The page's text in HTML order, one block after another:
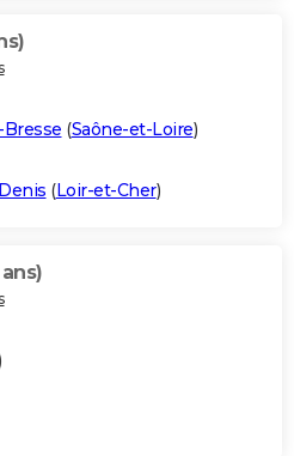
(Saône-et-Loire)
(Loir-et-Cher)